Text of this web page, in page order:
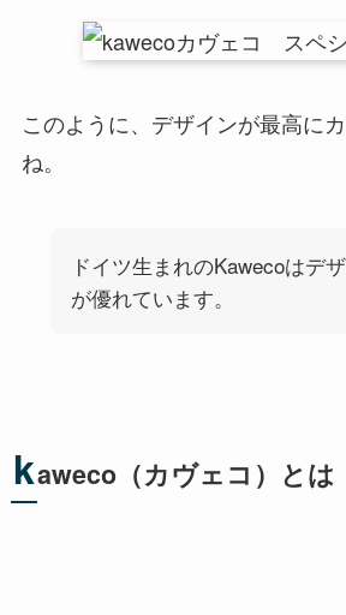
このように、デザインが最高に
ね。
ドイツ生まれのKawecoはデ
が優れています。
kaweco（カヴェコ）とは